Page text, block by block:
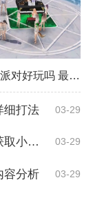
天谕游泳池派对好玩吗 最佳获取经验技巧
细打法 03-29
天谕有哪些新奇玩法 变身雾灵获取小技巧 03-29
容分析 03-29